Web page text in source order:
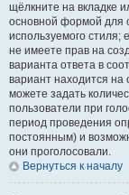
щёлкните на вкладке
основной формой для
используемого стиля;
не имеете прав на
варианта ответа в
вариант находится на
можете задать
пользователи при
период проведения
постоянным) и
они проголосовали.
Вернуться к началу